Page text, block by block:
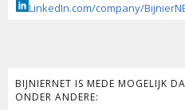
LinkedIn.com/company/
BIJNIERNET IS MEDE MOGELIJK
ONDER ANDERE: